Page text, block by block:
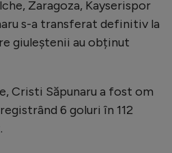
Zaragoza, Kayserispor
s-a transferat definitiv la
giuleștenii au obținut
Cristi Săpunaru a fost om
6 goluri în 112